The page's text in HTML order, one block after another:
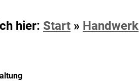
hier: Start » Handwerk